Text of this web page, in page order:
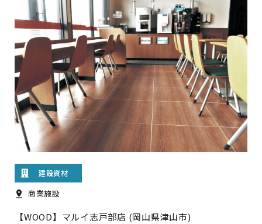
建設資材
商業施設
【WOOD】マルイ志戸部店 (岡山県津山市)